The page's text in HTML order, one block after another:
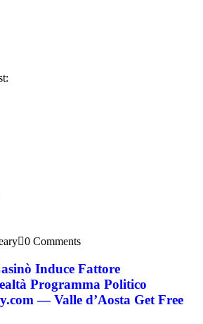
0 Comments
Induce Fattore
Programma Politico
— Valle d’Aosta Get Free